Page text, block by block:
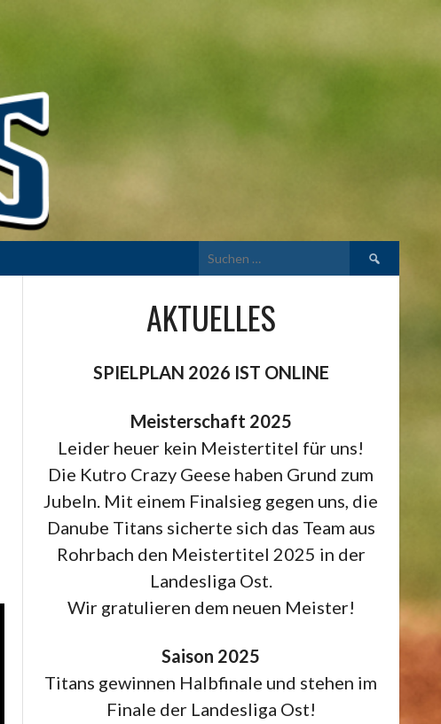
Suchen
AKTUELLES
SPIELPLAN 2026 IST ONLINE
Meisterschaft 2025
Leider heuer kein Meistertitel für uns!
Die Kutro Crazy Geese haben Grund zum
Jubeln. Mit einem Finalsieg gegen uns, die
Danube Titans sicherte sich das Team aus
Rohrbach den Meistertitel 2025 in der
Landesliga Ost.
Wir gratulieren dem neuen Meister!
Saison 2025
Titans gewinnen Halbfinale und stehen im
Finale der Landesliga Ost!